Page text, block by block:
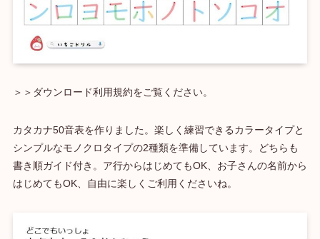
＞＞ダウンロード利用規約をご覧ください。
カタカナ50音表を作りました。楽しく練習できるカラータイプと
シンプルなモノクロタイプの2種類を準備しています。どちらも
書き順ガイド付き。ア行からはじめてもOK、お子さんの名前から
はじめてもOK、自由に楽しくご利用くださいね。